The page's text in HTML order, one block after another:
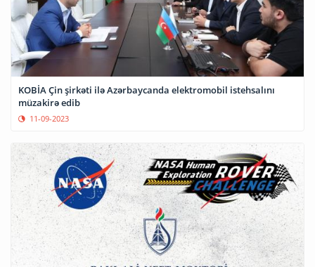
KOBİA Çin şirkəti ilə Azərbaycanda elektromobil istehsalını
müzakirə edib
11-09-2023